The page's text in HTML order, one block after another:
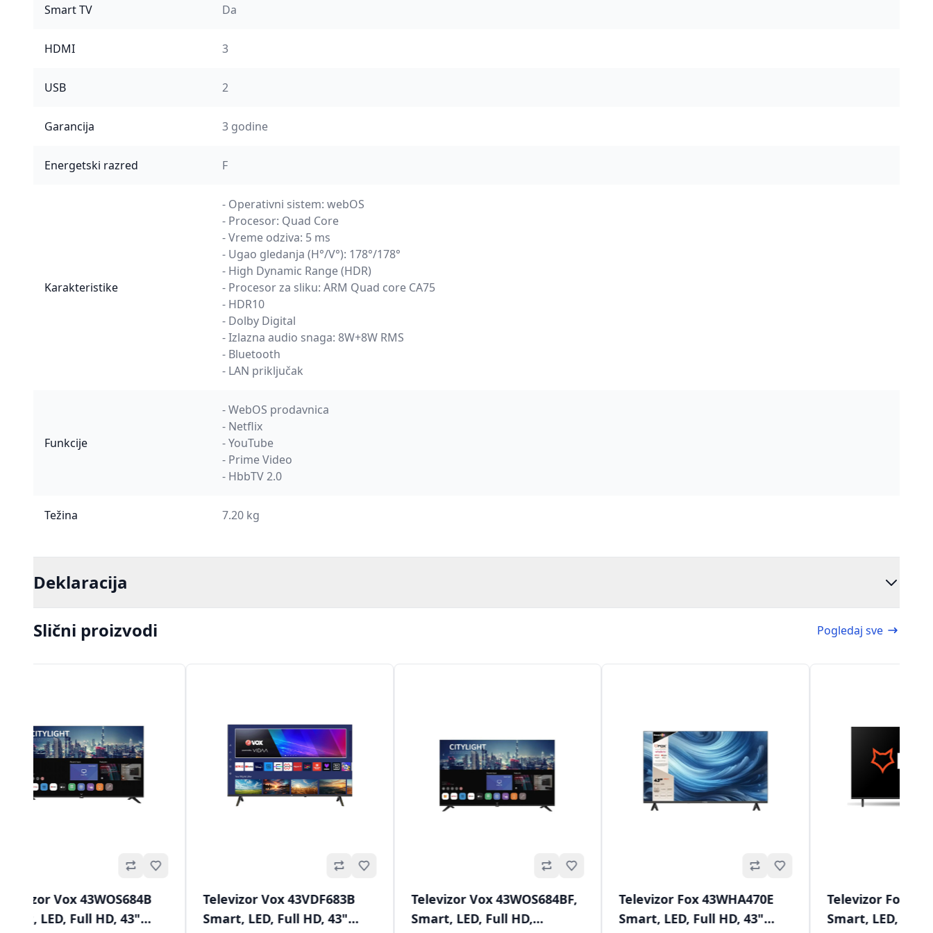
Smart TV Da
HDMI 3
USB 2
Garancija 3 godine
Energetski razred F
Karakteristike
- Operativni sistem: webOS
- Procesor: Quad Core
- Vreme odziva: 5 ms
- Ugao gledanja (H°/V°): 178°/178°
- High Dynamic Range (HDR)
- Procesor za sliku: ARM Quad core CA75
- HDR10
- Dolby Digital
- Izlazna audio snaga: 8W+8W RMS
- Bluetooth
- LAN priključak
Funkcije
- WebOS prodavnica
- Netflix
- YouTube
- Prime Video
- HbbTV 2.0
Težina 7.20 kg
Deklaracija
Slični proizvodi Pogledaj sve
Omiljeno
Vox 43WOS684B
LED, Full HD, 43"
Omiljeno
Televizor Vox 43VDF683B
Smart, LED, Full HD, 43"
Omiljeno
Televizor Vox 43WOS684BF,
Smart, LED, Full HD,
Omiljeno
Televizor Fox 43WHA470E
Smart, LED, Full HD, 43"
Televizor Fox
Smart, LED, Full